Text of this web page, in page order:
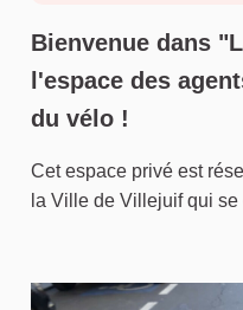
À propos de
Bienvenue dans
l'espace des
du vélo !
Cet espace privé est
la Ville de Villejuif qui